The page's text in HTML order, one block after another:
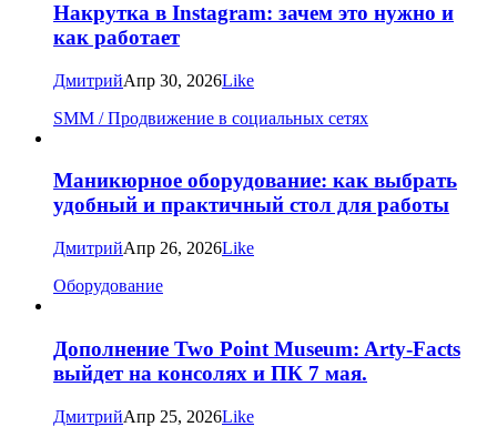
Накрутка в Instagram: зачем это нужно и
как работает
ДмитрийАпр 30, 2026Like
SMM / Продвижение в социальных сетях
Маникюрное оборудование: как выбрать
удобный и практичный стол для работы
ДмитрийАпр 26, 2026Like
Оборудование
Дополнение Two Point Museum: Arty-Facts
выйдет на консолях и ПК 7 мая.
ДмитрийАпр 25, 2026Like